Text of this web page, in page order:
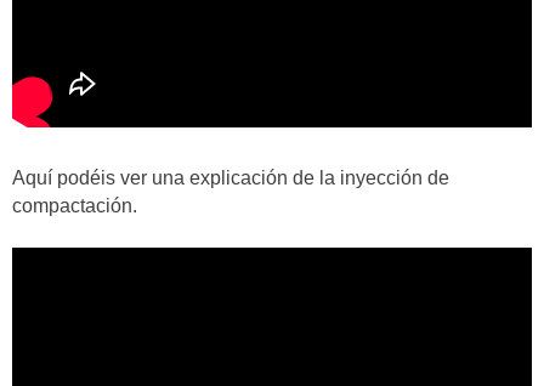
Aquí podéis ver una explicación de la inyección de
compactación.